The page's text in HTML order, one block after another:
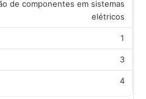
de componentes em sistemas
elétricos
1
3
4